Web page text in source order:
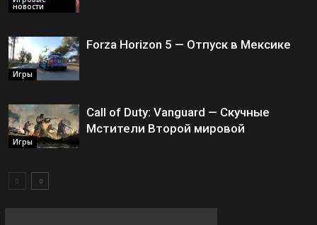
новости
Игры
Forza Horizon 5 — Отпуск в Мексике
Игры
Call of Duty: Vanguard — Скучные
Мстители Второй мировой